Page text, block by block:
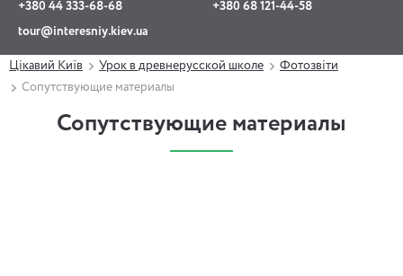
+380 44 333-68-68
+380 68 121-44-58
tour@interesniy.kiev.ua
Цікавий Київ Урок в древнерусской школе
Фотозвіти
Сопутствующие материалы
Сопутствующие материалы